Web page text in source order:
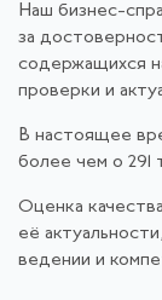
Наш бизнес-
за
содержащихся
проверки и
В настоящее
более чем о 291
Оценка
её
ведении и